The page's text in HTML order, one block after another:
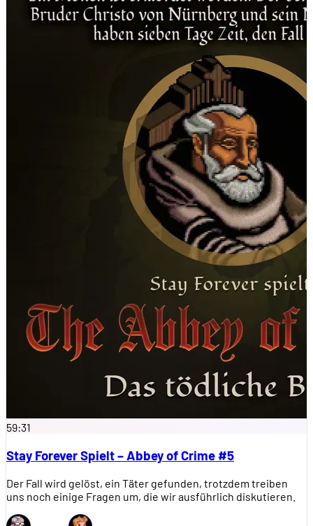
59:31
Stay Forever Spielt – Abbey of Crime #5
Der Fall wird gelöst, ein Täter gefunden, trotzdem treiben
uns noch einige Fragen um, die wir ausführlich diskutieren.